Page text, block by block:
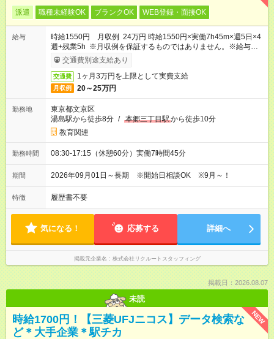
派遣 職種未経験OK ブランクOK WEB登録・面接OK
給与
時給1550円 月収例 24万円 時給1550円×実働7h45m×週5日×4
週+残業5h ※月収例を保証するものではありません。※給与即受
取りサービス利用可（利用条件有）
交通費別途支給あり
交通費 1ヶ月3万円を上限として実費支給
月収例 20～25万円
勤務地
東京都文京区
湯島駅から徒歩8分 / 本郷三丁目駅から徒歩10分
教育関連
勤務時間 08:30-17:15（休憩60分）実働7時間45分
期間 2026年09月01日～長期 ※開始日相談OK ※9月～！
特徴 履歴書不要
気になる！ 応募する 詳細へ
掲載元企業名 株式会社リクルートスタッフィング
掲載日：2026.08.07
未読
NEW
時給1700円！【三菱UFJニコス】データ検索な
ど＊大手企業＊駅チカ